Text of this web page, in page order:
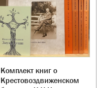
Комплект книг о
Крестовоздвиженском